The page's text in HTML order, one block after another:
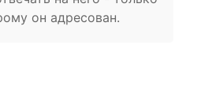
он адресован.